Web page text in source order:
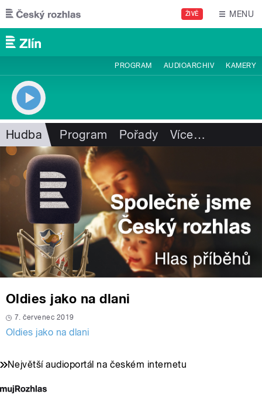
Přejít k hlavnímu obsahu
ŽIVĚ MENU
PROGRAM AUDIOARCHIV KAMERY
Hudba Program Pořady Více…
Oldies jako na dlani
7. červenec 2019
Oldies jako na dlani
Největší audioportál na českém internetu